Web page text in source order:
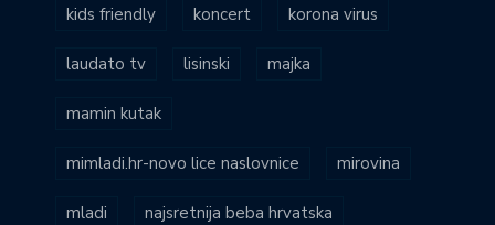
kids friendly koncert korona virus
laudato tv lisinski majka
mamin kutak
mimladi.hr-novo lice naslovnice mirovina
mladi najsretnija beba hrvatska